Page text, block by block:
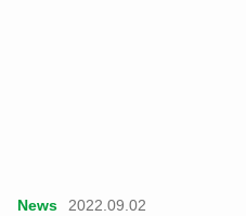
News 2022.09.02